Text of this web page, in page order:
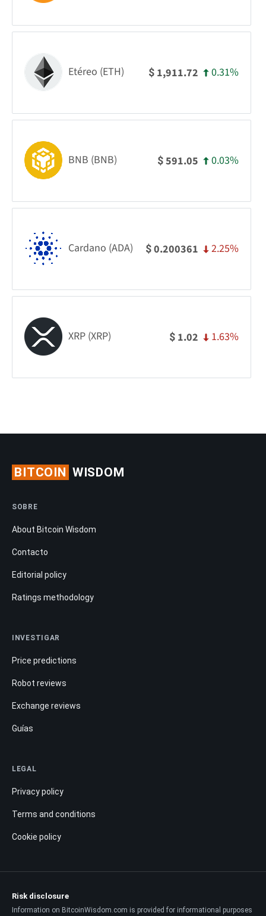
Etéreo (ETH) $ 1,911.72 0.31%
BNB (BNB) $591.05 0.03%
Cardano (ADA) $0.200361 2.25%
XRP (XRP) $ 1.02 1.63%
BITCOIN WISDOM
SOBRE
About Bitcoin Wisdom
Contacto
Editorial policy
Ratings methodology
INVESTIGAR
Price predictions
Robot reviews
Exchange reviews
Guías
LEGAL
Privacy policy
Terms and conditions
Cookie policy
Risk disclosure
Information on BitcoinWisdom.com is provided for informational purposes